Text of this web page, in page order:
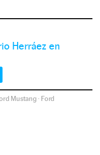
Herráez en
Mustang · Ford